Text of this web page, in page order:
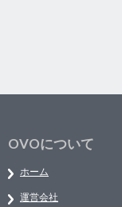
OVOについて
ホーム
運営会社